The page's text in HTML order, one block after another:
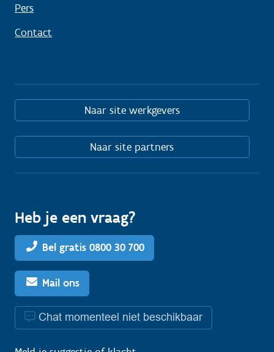
Pers
Contact
Naar site werkgevers
Naar site partners
Heb je een vraag?
Bel gratis 0800 30 700
Mail ons
Chat momenteel niet beschikbaar